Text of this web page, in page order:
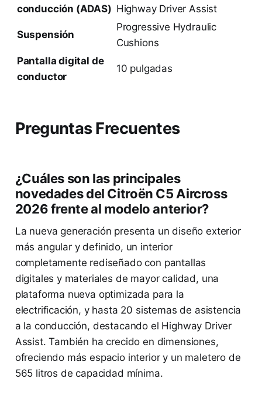
conducción (ADAS) Highway Driver Assist
Suspensión
Progressive Hydraulic
Cushions
Pantalla digital de
conductor
10 pulgadas
Preguntas Frecuentes
¿Cuáles son las principales
novedades del Citroën C5 Aircross
2026 frente al modelo anterior?
La nueva generación presenta un diseño exterior
más angular y definido, un interior
completamente rediseñado con pantallas
digitales y materiales de mayor calidad, una
plataforma nueva optimizada para la
electrificación, y hasta 20 sistemas de asistencia
a la conducción, destacando el Highway Driver
Assist. También ha crecido en dimensiones,
ofreciendo más espacio interior y un maletero de
565 litros de capacidad mínima.